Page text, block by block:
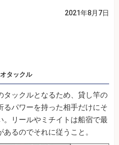
2021年8月7日
タックル
タックルとなるため、貸し竿の
るパワーを持った相手だけにそ
。リールやミチイトは船宿で最
るのでそれに従うこと。